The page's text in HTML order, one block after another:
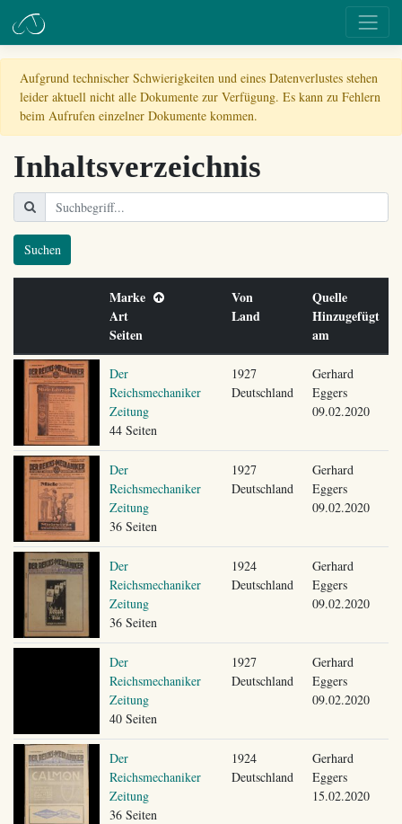
Aufgrund technischer Schwierigkeiten und eines Datenverlustes stehen
leider aktuell nicht alle Dokumente zur Verfügung. Es kann zu Fehlern
beim Aufrufen einzelner Dokumente kommen.
Inhaltsverzeichnis
Suchen
Marke
Art
Seiten
Von
Land
Quelle
Hinzugefügt
am
Der
Reichsmechaniker
Zeitung
44 Seiten
1927
Deutschland
Gerhard
Eggers
09.02.2020
Der
Reichsmechaniker
Zeitung
36 Seiten
1927
Deutschland
Gerhard
Eggers
09.02.2020
Der
Reichsmechaniker
Zeitung
36 Seiten
1924
Deutschland
Gerhard
Eggers
09.02.2020
Der
Reichsmechaniker
Zeitung
40 Seiten
1927
Deutschland
Gerhard
Eggers
09.02.2020
Der
Reichsmechaniker
Zeitung
36 Seiten
1924
Deutschland
Gerhard
Eggers
15.02.2020